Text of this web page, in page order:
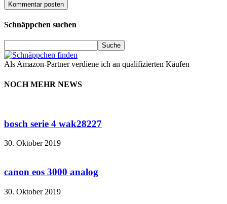
Schnäppchen suchen
Als Amazon-Partner verdiene ich an qualifizierten Käufen
NOCH MEHR NEWS
bosch serie 4 wak28227
30. Oktober 2019
canon eos 3000 analog
30. Oktober 2019